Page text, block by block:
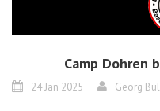
Camp Dohren
24 Jan 2025 Georg